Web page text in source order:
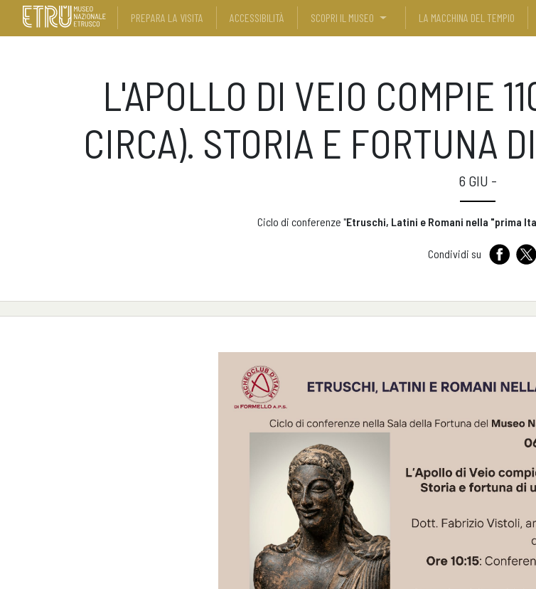
PREPARA LA VISITA ACCESSIBILITÀ SCOPRI IL MUSEO LA MACCHINA DEL TEMPIO
L'APOLLO DI VEIO COMPIE
CIRCA). STORIA E FORTUNA
6 GIU -
Ciclo di conferenze "Etruschi, Latini e Romani nella "prima
Condividi su